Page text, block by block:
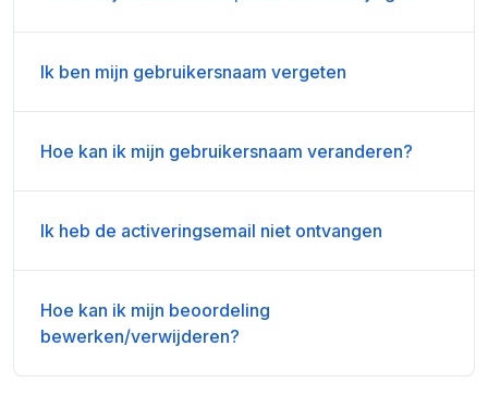
Ik ben mijn gebruikersnaam vergeten
Hoe kan ik mijn gebruikersnaam veranderen?
Ik heb de activeringsemail niet ontvangen
Hoe kan ik mijn beoordeling
bewerken/verwijderen?